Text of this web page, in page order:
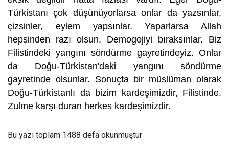
Türkistanı çok düşünüyorlarsa onlar da yazsınlar,
çizsinler, eylem yapsınlar. Yaparlarsa Allah
hepsinden razı olsun. Demogojiyi bıraksınlar. Biz
Filistindeki yangını söndürme gayretindeyiz. Onlar
da Doğu-Türkistan'daki yangını söndürme
gayretinde olsunlar. Sonuçta bir müslüman olarak
Doğu-Türkistanlı da bizim kardeşimizdir, Filistinde.
Zulme karşı duran herkes kardeşimizdir.
Bu yazı toplam 1488 defa okunmuştur